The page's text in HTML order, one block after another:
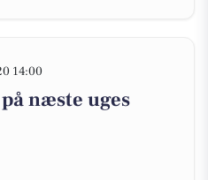
14:00
næste uges